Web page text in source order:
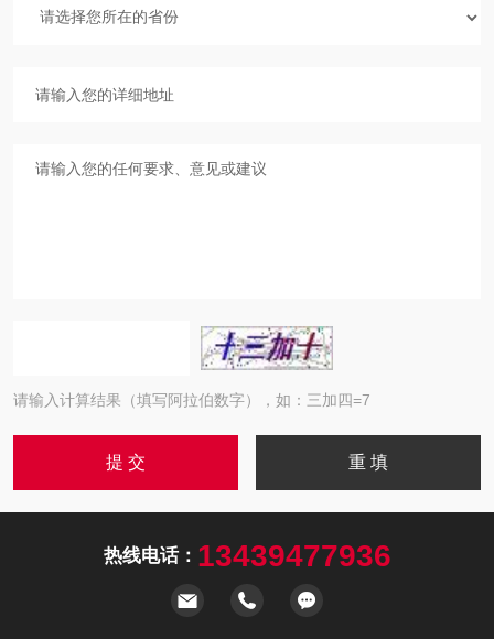
请输入计算结果（填写阿拉伯数字），如：三加四=7
热线电话： 13439477936